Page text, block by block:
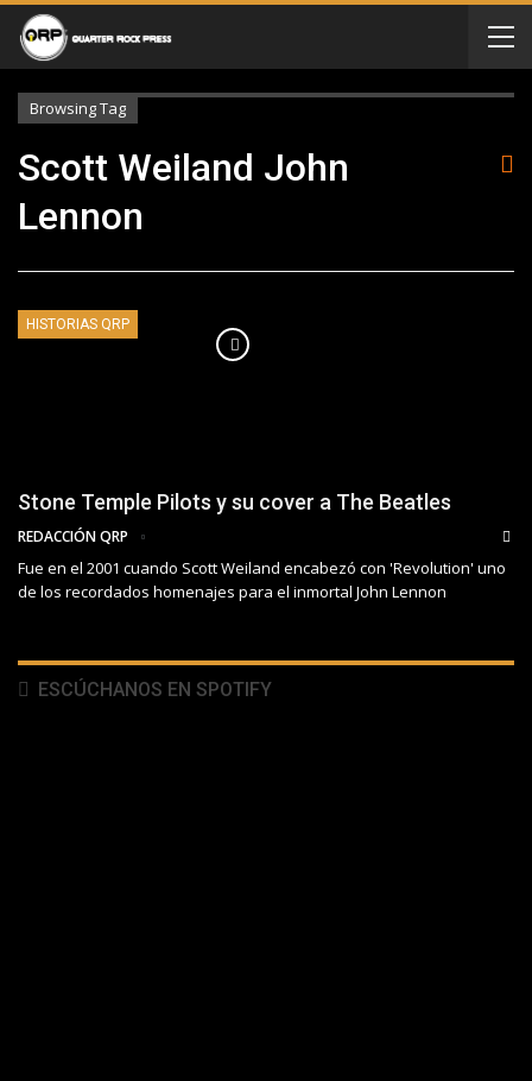
Browsing Tag
Scott Weiland John
Lennon
HISTORIAS QRP
Stone Temple Pilots y su cover a The Beatles
REDACCIÓN QRP
Fue en el 2001 cuando Scott Weiland encabezó con 'Revolution' uno
de los recordados homenajes para el inmortal John Lennon
ESCÚCHANOS EN SPOTIFY